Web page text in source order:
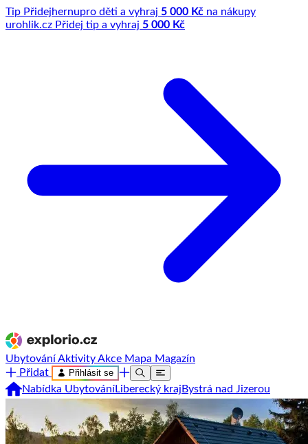
Tip Přidejhernupro děti a vyhraj 5 000 Kč na nákupy
urohlik.cz Přidej tip a vyhraj 5 000 Kč
UbytováníAktivityAkce Mapa Magazín
Přidat
Přihlásit se
Nabídka UbytováníLiberecký kraj Bystrá nad Jizerou